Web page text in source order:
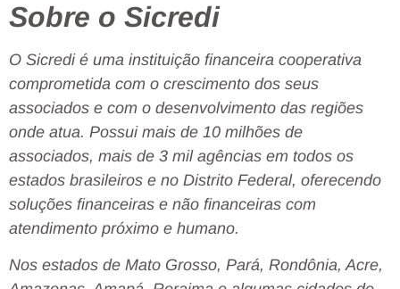
Sobre o Sicredi
O Sicredi é uma instituição financeira cooperativa
comprometida com o crescimento dos seus
associados e com o desenvolvimento das regiões
onde atua. Possui mais de 10 milhões de
associados, mais de 3 mil agências em todos os
estados brasileiros e no Distrito Federal, oferecendo
soluções financeiras e não financeiras com
atendimento próximo e humano.
Nos estados de Mato Grosso, Pará, Rondônia, Acre,